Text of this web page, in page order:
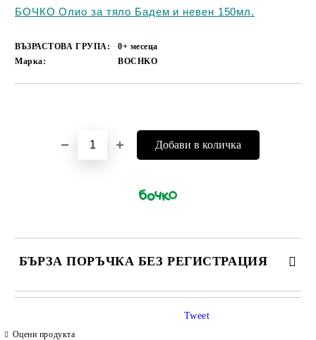
БОЧКО Олио за тяло Бадем и невен 150мл.
ВЪЗРАСТОВА ГРУПА:
0+ месеца
Марка:
BOCHKO
БЪРЗА ПОРЪЧКА БЕЗ РЕГИСТРАЦИЯ
САМО ПОПЪЛНЕТЕ 4 ПОЛЕТА
Оцени продукта
Tweet